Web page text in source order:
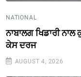
NATIONAL
ਨਾਬਾਲਗ ਖਿਡਾਰੀ
ਕੇਸ ਦਰਜ
AUGUST 4, 2026